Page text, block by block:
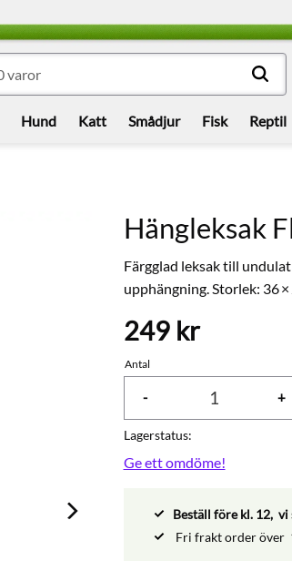
Hund Katt Smådjur Fisk Reptil
Hängleksak
Färgglad leksak till
upphängning. Storlek: 36 ×
249kr
Antal
+
-
Lagerstatus
Ge ett omdöme!
Beställ före kl. 12, vi
Fri frakt order över